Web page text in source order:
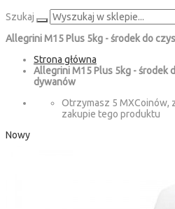
Szukaj
Allegrini M15 Plus 5kg - środek do
Strona główna
Allegrini M15 Plus 5kg - środek
dywanów
Otrzymasz 5 MXCoinów,
zakupie tego produktu
Nowy